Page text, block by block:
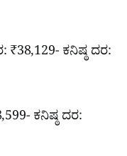
ಕನಿಷ್ಠ ದರ:
ಕನಿಷ್ಠ ದರ: